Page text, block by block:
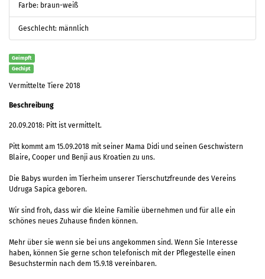
Farbe: braun-weiß
Geschlecht: männlich
Geimpft
Gechipt
Vermittelte Tiere 2018
Beschreibung
20.09.2018: Pitt ist vermittelt.
Pitt kommt am 15.09.2018 mit seiner Mama Didi und seinen Geschwistern
Blaire, Cooper und Benji aus Kroatien zu uns.
Die Babys wurden im Tierheim unserer Tierschutzfreunde des Vereins
Udruga Sapica geboren.
Wir sind froh, dass wir die kleine Familie übernehmen und für alle ein
schönes neues Zuhause finden können.
Mehr über sie wenn sie bei uns angekommen sind. Wenn Sie Interesse
haben, können Sie gerne schon telefonisch mit der Pflegestelle einen
Besuchstermin nach dem 15.9.18 vereinbaren.